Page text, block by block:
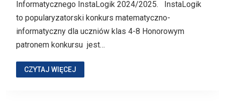
Informatycznego InstaLogik 2024/2025. InstaLogik
to popularyzatorski konkurs matematyczno-
informatyczny dla uczniów klas 4-8 Honorowym
patronem konkursu jest…
CZYTAJ WIĘCEJ